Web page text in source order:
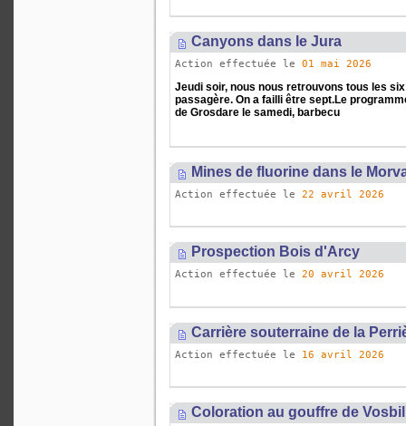
Canyons dans le Jura
Action effectuée le 01 mai 2026
Jeudi soir, nous nous retrouvons tous les
passagère. On a failli être sept.Le
de Grosdare le samedi, barbecu
Mines de fluorine dans le
Action effectuée le 22 avril 2026
Prospection Bois d'Arcy
Action effectuée le 20 avril 2026
Carrière souterraine de la
Action effectuée le 16 avril 2026
Coloration au gouffre de